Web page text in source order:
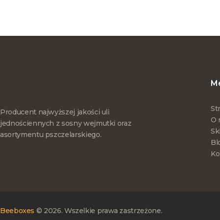
Producent najwyższej jakości uli
jednościennych z sosny wejmutki oraz
asortymentu pszczelarskiego.
O
Beeboxes © 2026. Wszelkie prawa zastrzeżone.